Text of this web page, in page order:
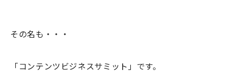
その名も・・・
「コンテンツビジネスサミット」です。